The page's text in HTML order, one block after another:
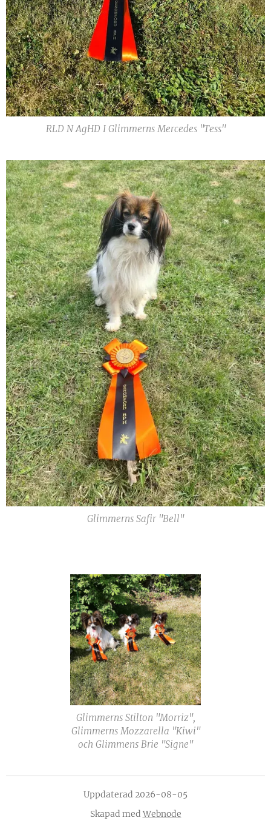
RLD N AgHD I Glimmerns Mercedes "Tess"
Glimmerns Safir "Bell"
Glimmerns Stilton "Morriz",
Glimmerns Mozzarella "Kiwi"
och Glimmens Brie "Signe"
Uppdaterad 2026-08-05
Skapad medWebnode